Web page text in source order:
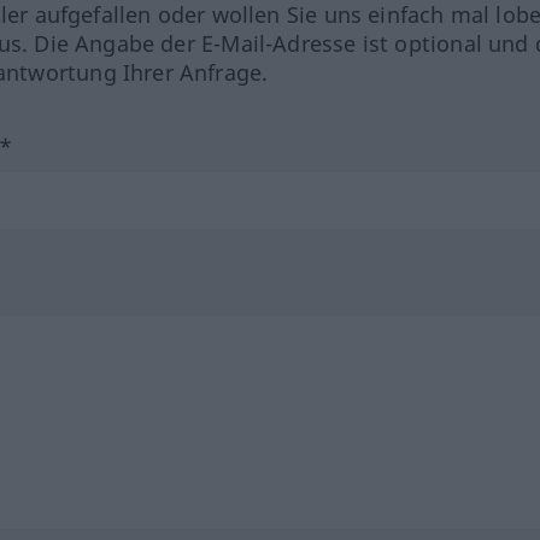
aufgefallen oder wollen Sie uns einfach mal
Die Angabe der E-Mail-Adresse ist optional und
Ihrer Anfrage.